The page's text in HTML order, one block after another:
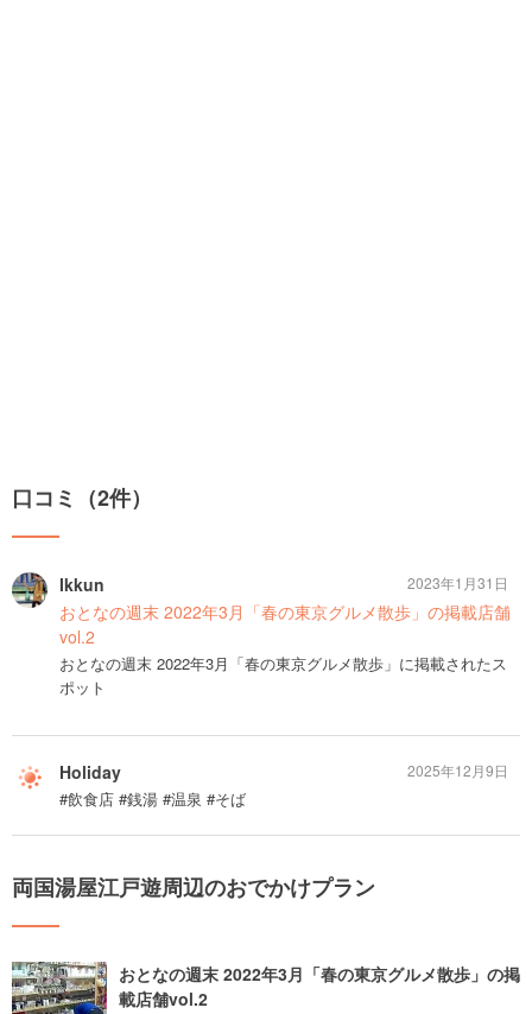
口コミ（2件）
Ikkun
おとなの週末 2022年3月「春の東京グルメ散歩」の掲載店舗
vol.2
おとなの週末 2022年3月「春の東京グルメ散歩」に掲載されたス
ポット
2023年1月31日
Holiday
#飲食店 #銭湯 #温泉 #そば
2025年12月9日
両国湯屋江戸遊周辺のおでかけプラン
おとなの週末 2022年3月「春の東京グルメ散歩」の掲
載店舗vol.2